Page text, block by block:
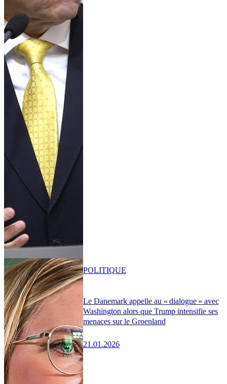
Le Danemark appelle au « dialogue » avec
Washington alors que Trump intensifie ses
menaces sur le Groenland
21.01.2026
POLITIQUE